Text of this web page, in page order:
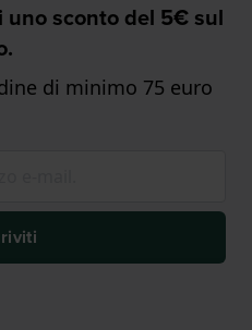
uno sconto del 5€ sul
di minimo 75 euro